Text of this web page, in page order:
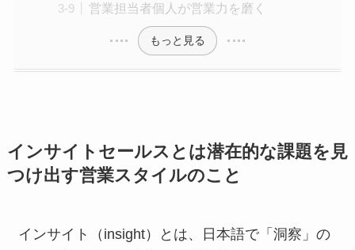
営業担当者個人が営業力を磨く
もっと見る
インサイトセールスとは潜在的な課題を見
つけ出す営業スタイルのこと
インサイト（insight）とは、日本語で「洞察」の